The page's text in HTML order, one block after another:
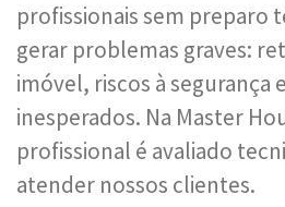
profissionais sem preparo
gerar problemas graves:
imóvel, riscos à segurança
inesperados. Na Master
profissional é avaliado
atender nossos clientes.